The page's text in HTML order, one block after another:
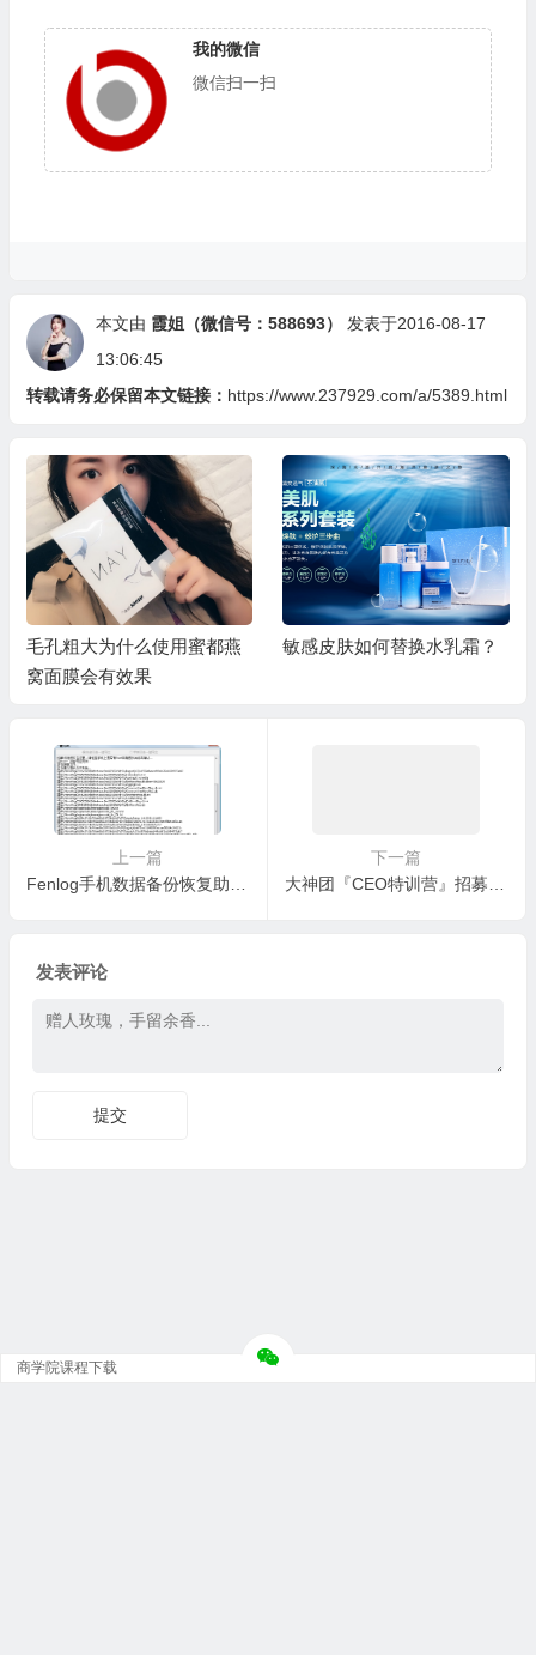
我的微信
微信扫一扫
本文由 霞姐（微信号：588693）
发表于2016-08-17
13:06:45
转载请务必保留本文链接： https://www.237929.com/a/5389.html
毛孔粗大为什么使用蜜都燕
窝面膜会有效果
敏感皮肤如何替换水乳霜？
上一篇
Fenlog手机数据备份恢复助手（这个是付费软件 30/150 元两档）
下一篇
大神团『CEO特训营』招募及规则 ：培养你成为一个团队老大，销售高手，管理裂变团队的能力
发表评论
商学院课程下载